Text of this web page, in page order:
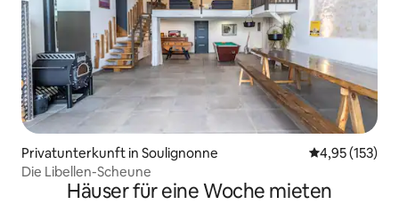
Privatunterkunft in Soulignonne
4,95 (153)
Die Libellen-Scheune
Häuser für eine Woche mieten